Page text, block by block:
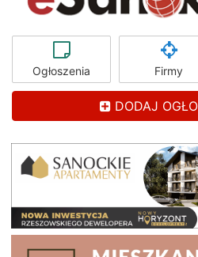
Ogłoszenia Firmy
DODAJ